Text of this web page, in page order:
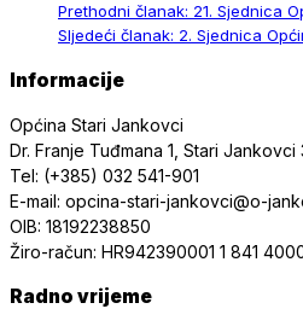
Prethodni članak: 21. Sjednica
Sljedeći članak: 2. Sjednica
Informacije
Općina Stari Jankovci
Dr. Franje Tuđmana 1, Stari Jankovci
Tel: (+385) 032 541-901
E-mail: opcina-stari-jankovci@o-
OIB: 18192238850
Žiro-račun: HR942390001 1 841
Radno vrijeme